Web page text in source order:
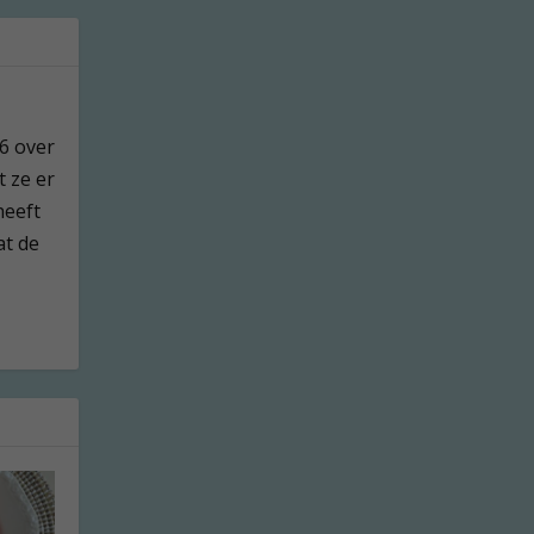
over
ze er
de